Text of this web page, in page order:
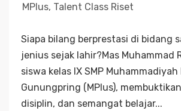
MPlus, Talent Class Riset
Siapa bilang berprestasi di bidang
jenius sejak lahir?Mas Muhammad
siswa kelas IX SMP Muhammadiyah
Gunungpring (MPlus),
disiplin, dan semangat belajar...